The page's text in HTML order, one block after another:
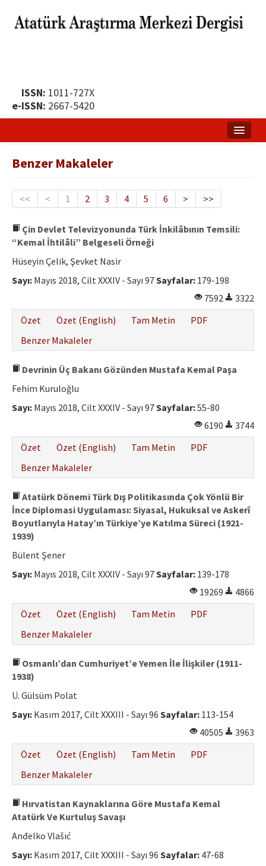
ISSN: 1011-727X
e-ISSN: 2667-5420
Yayın Politikası
Yayın İlkeleri
Etik İlkeler
Hakem Rehberi
İletişim
Benzer Makaleler
<< < 1 2 3 4 5 6 > >>
Çin Devlet Televizyonunda Türk İnkilâbının Temsili:
“Kemal İhtilâli” Belgeseli Örneği
Hüseyin Çelik, Şevket Nasir
Sayı: Mayıs 2018, Cilt XXXIV - Sayı 97Sayfalar: 179-198
7592
3322
Özet
Özet (English) Tam Metin
PDF
Benzer Makaleler
Devrinin Üç Bakanı Gözünden Mustafa Kemal Paşa
Fehim Kuruloğlu
Sayı: Mayıs 2018, Cilt XXXIV - Sayı 97Sayfalar:55-80
6190
3744
Özet
Özet (English) Tam Metin
PDF
Benzer Makaleler
Atatürk Dönemi Türk Dış Politikasında Çok Yönlü Bir
İnce Diplomasi Uygulaması: Siyasal, Hukuksal ve Askerî
Boyutlarıyla Hatay’ın Türkiye’ye Katılma Süreci (1921-
1939)
Bülent Şener
Sayı: Mayıs 2018, Cilt XXXIV - Sayı 97Sayfalar: 139-178
19269
4866
Özet
Özet (English) Tam Metin
PDF
Benzer Makaleler
Osmanlı’dan Cumhuriyet’e Yemen İle İlişkiler (1911-
1938)
Ü. Gülsüm Polat
Sayı: Kasım 2017, Cilt XXXIII - Sayı 96 Sayfalar: 113-154
40505
3963
Özet
Özet (English) Tam Metin
PDF
Benzer Makaleler
Hırvatistan Kaynaklarına Göre Mustafa Kemal
Atatürk Ve Kurtuluş Savaşı
Anđelko Vlašıć
Sayı: Kasım 2017, Cilt XXXIII - Sayı 96 Sayfalar: 47-68